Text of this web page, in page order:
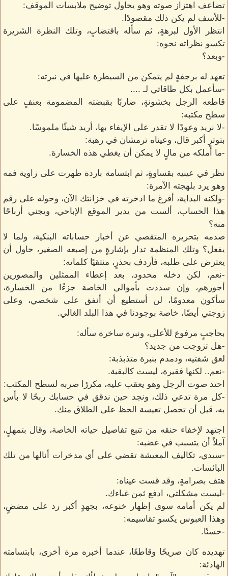
تضاعف اهتزاز صوته وهو يحاول توضيح ملابسات الموقف:
-للأسف لم يكن ذلك مقصودًا.
انتظر الأول لبرهةٍ، ثم سأله باقتضابٍ، وتلك النظرة الشريرة
تكسو نظراته نحوه:
-وبعد؟
تعهد له برجفةٍ لم يتمكن من السيطرة عليها في نبرته:
-سأعمل بكل طاقاتي لـ ....
قاطعه الرجل بخشونةٍ، ضاربًا بقبضته المضمومة بعنفٍ على
سطح مكتبه:
-لا نريد وعودًا لا تقدر على الإيفاء بها، أريد شيئًا ملموسًا.
بتوترٍ أكبر قال، وعيناه ترمشان في رهبة:
-ما أملكه من مالٍ لا يمكن أن يغطي هذه الخسارة.
نظر في عينيه بقساوةٍ، ثم ابتسامة باردة ظهرت على زاوية فمه
وهو يرد بلهجته الآمرة:
-ولكنه البداية، أفرغ ما ادخرته في خزانتك الآن، وحوله على رقم
هذا الحساب، ألست من يدير الموقع الإباحي، ويجني أرباحًا
منه؟
صدمه بتحريره المتقصي عن أخبار حساباته البنكية، ولما لا
يفعل؟ وتلك المنظمة تدار بإشارةٍ من إصبعه الصغير، حاول أن
يعترض على طلبه، فأردف بحذرٍ، منتقيًا كلماته:
-نعم، لكن دخله محدود، بعد إعطاء الممثلين والمصورين
أجورهم، وإن سددت بأموالي الخاصة جزءًا من الخسارة،
سأكون معدومًا، لن أستطيع أن أنفق على شخصي، وعلى
زوجتي أيضًا، خاصة بوجودنا في هذا البلد الغالي.
بحاجبٍ مرفوع للأعلى، ونبرة ساخرة سأله:
-هل تزوجت من جديد؟
لعق شفتيه، ودمدم بنبرة متذبذبة:
-نعم.. لكنها فقيرة، ليست كالبقية.
احتد صوت الرجل وهو يعقب عليه، مكررًا ضربه لسطح المكتب:
-كل مرة تدعي ذلك، ونجد حين ندقق في حسابك ربحًا لا بأس
به، قبل أن تحصل تعيسة الحظ على الطلاق منك.
اجتهد لإخفاء حنقه من تتبع تفاصيل حياته الخاصة، وقال بتمهلٍ،
آملاً أن يتسبب في غضبه:
-سيدي، تكاليف المعيشة تقضي على أي مدخرات أنالها من تلك
البائسات.
هتف بصرامةٍ، وقد قست عيناه:
-ليست مشكلتي، ادفع ثمن غباءك.
لم يكن أمامه سوى إظهار خنوعه، بجهدٍ أكبر رد على مضضٍ،
وهذا العبوس يكسو تقاسيمه:
-حسنًا.
تهديده كان صريحًا وقاطعًا، عندما أخبره مرة أخرى، بابتسامته
الهادئة: